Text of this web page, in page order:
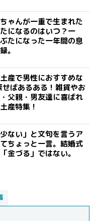
ゃんが一重で生まれた
になるのはいつ？一
たになった一年間の息
。
産で男性におすすめな
ばあるある！雑貨やお
父親・男友達に喜ばれ
産特集！
少ない」と文句を言うア
ちょっと一言。結婚式
金づる」ではない。